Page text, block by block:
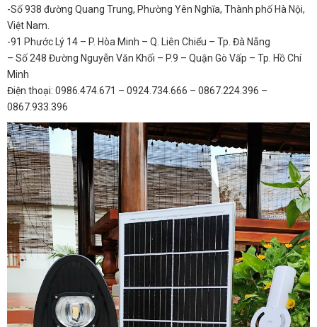
-Số 938 đường Quang Trung, Phường Yên Nghĩa, Thành phố Hà Nội,
Việt Nam.
-91 Phước Lý 14 – P. Hòa Minh – Q. Liên Chiểu – Tp. Đà Nẵng
– Số 248 Đường Nguyễn Văn Khối – P.9 – Quận Gò Vấp – Tp. Hồ Chí
Minh
Điện thoại: 0986.474.671 – 0924.734.666 – 0867.224.396 –
0867.933.396